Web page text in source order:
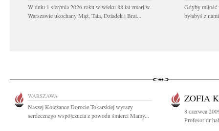
W dniu 1 sierpnia 2026 roku w wieku 88 lat zmarł w
Warszawie ukochany Mąż, Tata, Dziadek i Brat...
Gdyby miłość
byłabyś z
WARSZAWA
Naszej Koleżance Dorocie Tokarskiej wyrazy
serdecznego współczucia z powodu śmierci Mamy...
ZOFIA
8 czerwca
Profesor dr